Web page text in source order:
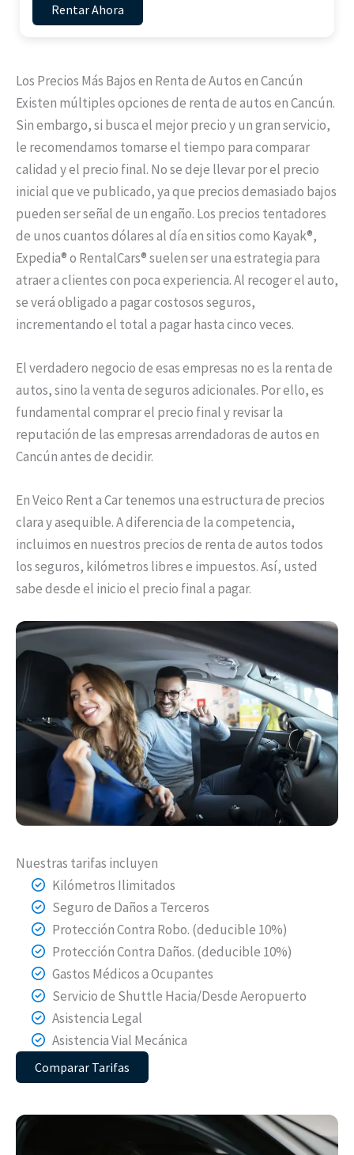
Rentar Ahora
Los Precios Más Bajos en Renta de Autos en Cancún
Existen múltiples opciones de renta de autos en Cancún.
Sin embargo, si busca el mejor precio y un gran servicio,
le recomendamos tomarse el tiempo para comparar
calidad y el precio final. No se deje llevar por el precio
inicial que ve publicado, ya que precios demasiado bajos
pueden ser señal de un engaño. Los precios tentadores
de unos cuantos dólares al día en sitios como Kayak®,
Expedia® o RentalCars® suelen ser una estrategia para
atraer a clientes con poca experiencia. Al recoger el auto,
se verá obligado a pagar costosos seguros,
incrementando el total a pagar hasta cinco veces.
El verdadero negocio de esas empresas no es la renta de
autos, sino la venta de seguros adicionales. Por ello, es
fundamental comprar el precio final y revisar la
reputación de las empresas arrendadoras de autos en
Cancún antes de decidir.
En Veico Rent a Car tenemos una estructura de precios
clara y asequible. A diferencia de la competencia,
incluimos en nuestros precios de renta de autos todos
los seguros, kilómetros libres e impuestos. Así, usted
sabe desde el inicio el precio final a pagar.
Nuestras tarifas incluyen
Kilómetros Ilimitados
Seguro de Daños a Terceros
Protección Contra Robo. (deducible 10%)
Protección Contra Daños. (deducible 10%)
Gastos Médicos a Ocupantes
Servicio de Shuttle Hacia/Desde Aeropuerto
Asistencia Legal
Asistencia Vial Mecánica
Comparar Tarifas